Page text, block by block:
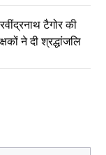
टैगोर की
ने दी श्रद्धांजलि